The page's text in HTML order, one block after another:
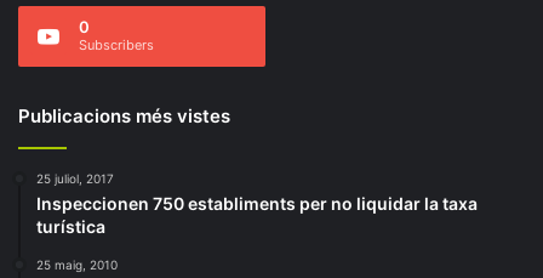
0
Subscribers
Publicacions més vistes
25 juliol, 2017
Inspeccionen 750 establiments per no liquidar la taxa
turística
25 maig, 2010